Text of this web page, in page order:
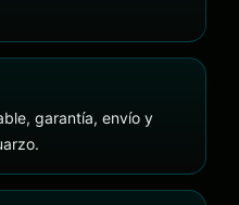
garantía, envío y